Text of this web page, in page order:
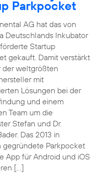
Parkpocket
AG hat das von
Deutschlands Inkubator
Startup
gekauft. Damit verstärkt
der weltgrößten
mit
Lösungen bei der
und einem
Team um die
Stefan und Dr.
Das 2013 in
gegründete Parkpocket
App für Android und iOS
[…]